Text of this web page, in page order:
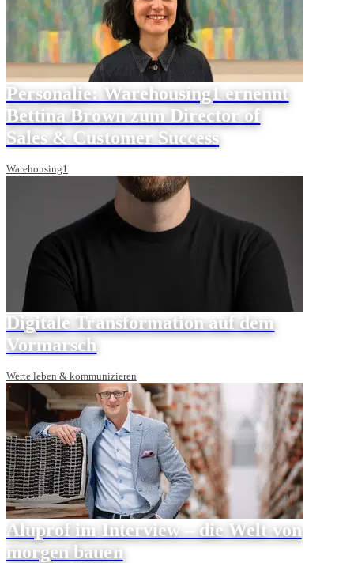
Personalie: Warehousing1 ernennt
Bettina Brown zum Director of
Sales & Customer Success
Warehousing1
Digitale Transformation auf dem
Vormarsch
Werte leben & kommunizieren
Aluprof im Interview – die Welt von
morgen bauen